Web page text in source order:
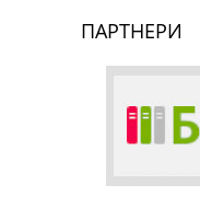
ПАРТНЕРИ